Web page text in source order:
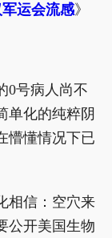
运会流感》
0号病人尚不
单化的纯粹阴
懵懂情况下已
相信：空穴来
公开美国生物